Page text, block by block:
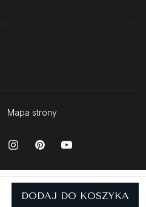
DODAJ DO KOSZYKA
Mapa strony